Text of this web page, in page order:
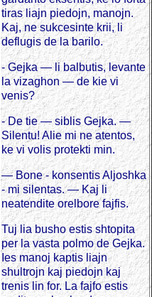
tiras liajn piedojn, manojn.
Kaj, ne sukcesinte krii, li
deflugis de la barilo.
- Gejka — li balbutis, levante
la vizaghon — de kie vi
venis?
- De tie — siblis Gejka. —
Silentu! Alie mi ne atentos,
ke vi volis protekti min.
— Bone - konsentis Aljoshka
- mi silentas. — Kaj li
neatendite orelbore fajfis.
Tuj lia busho estis shtopita
per la vasta polmo de Gejka.
Ies manoj kaptis liajn
shultrojn kaj piedojn kaj
trenis lin for. La fajfo estis